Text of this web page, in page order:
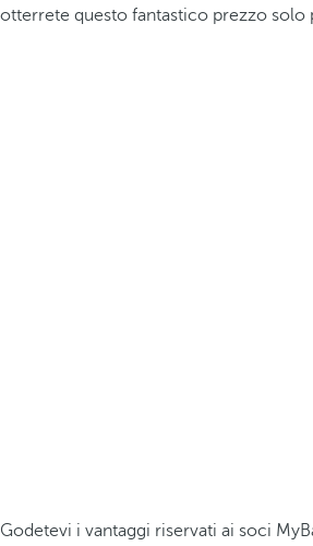
otterrete questo fantastico prezzo solo
Godetevi i vantaggi riservati ai soci